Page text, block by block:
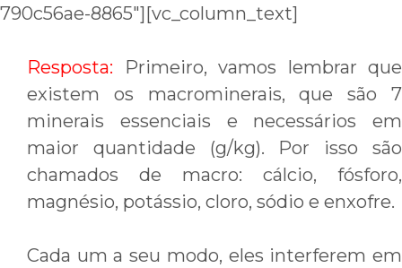
790c56ae-8865″][vc_column_text]
Resposta:
Primeiro, vamos lembrar que
existem os macrominerais, que são 7
minerais essenciais e necessários em
maior quantidade (g/kg). Por isso são
chamados de macro: cálcio, fósforo,
magnésio, potássio, cloro, sódio e enxofre.
Cada um a seu modo, eles interferem em